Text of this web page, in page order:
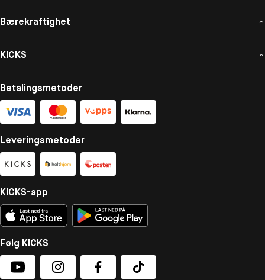
Bærekraftighet
KICKS
Betalingsmetoder
Leveringsmetoder
KICKS-app
Følg KICKS